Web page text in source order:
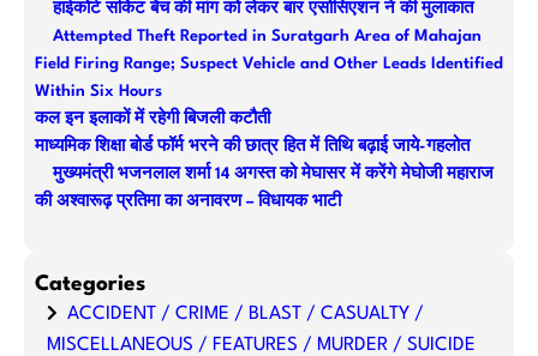
हाईकोर्ट सर्किट बेंच की मांग को लेकर बार एसोसिएशन ने की मुलाकात
Attempted Theft Reported in Suratgarh Area of Mahajan
Field Firing Range; Suspect Vehicle and Other Leads Identified
Within Six Hours
कल इन इलाकों में रहेगी बिजली कटौती
माध्यमिक शिक्षा बोर्ड फॉर्म भरने की छात्र हित में तिथि बढ़ाई जाये-गहलोत
मुख्यमंत्री भजनलाल शर्मा 14 अगस्त को मेघासर में करेंगे मेघोजी महाराज
की अश्वारूढ़ प्रतिमा का अनावरण – विधायक भाटी
Categories
ACCIDENT / CRIME / BLAST / CASUALTY /
MISCELLANEOUS / FEATURES / MURDER / SUICIDE